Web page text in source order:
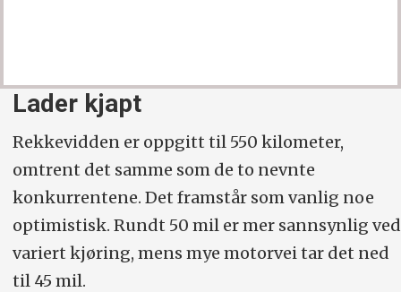
Lader kjapt
Rekkevidden er oppgitt til 550 kilometer,
omtrent det samme som de to nevnte
konkurrentene. Det framstår som vanlig noe
optimistisk. Rundt 50 mil er mer sannsynlig ved
variert kjøring, mens mye motorvei tar det ned
til 45 mil.